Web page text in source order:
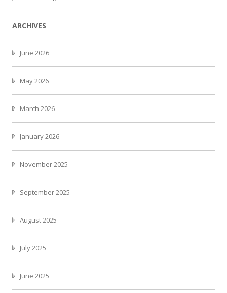
ARCHIVES
June 2026
May 2026
March 2026
January 2026
November 2025
September 2025
August 2025
July 2025
June 2025